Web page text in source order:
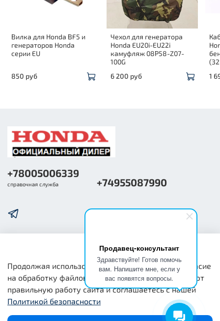
Продавец-консультант
Здравствуйте! Готов помочь
вам. Напишите мне, если у
вас появятся вопросы.
Вилка для Honda BF5 и
генераторов Honda
серии EU
850 руб
Чехол для генератора
Honda EU20i-EU22i
камуфляж 08P58-Z07-
100G
6 200 руб
1
Общая информация
Юридическая информация
+78005006339
справочная служба +74955087990
Продолжая использовать наш сайт, вы даете согласие
на обработку файлов cookie, которые обеспечивают
правильную работу сайта и соглашаетесь с нашей
Политикой безопасности